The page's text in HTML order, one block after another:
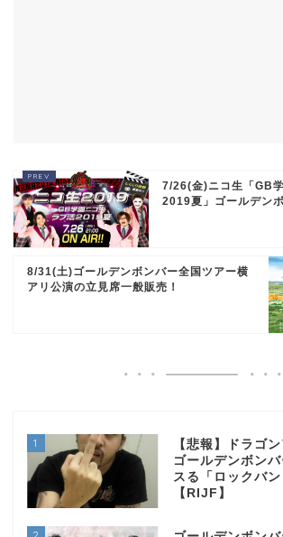
7/26(金)ニコ生「GB
2019夏」ゴールデン
8/31(土)ゴールデンボンバー全国ツアー横
アリ公演の立見席一般販売！
1
【悲報】ドラゴ
ゴールデンボン
スる「ロックバン
【RIJF】